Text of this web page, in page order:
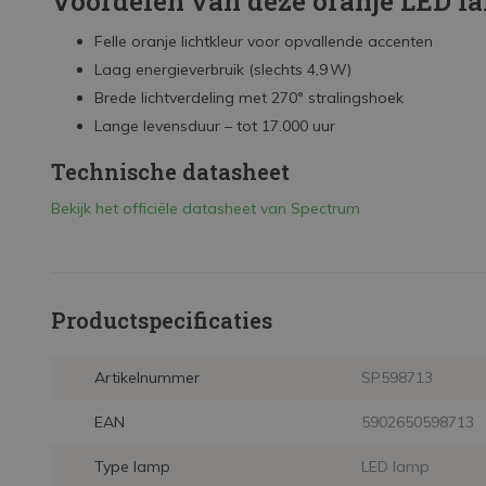
Felle oranje lichtkleur voor opvallende accenten
Laag energieverbruik (slechts 4,9 W)
Brede lichtverdeling met 270° stralingshoek
Lange levensduur – tot 17.000 uur
Technische datasheet
Bekijk het officiële datasheet van Spectrum
Productspecificaties
Artikelnummer SP598713
EAN 5902650598713
Type lamp LED lamp